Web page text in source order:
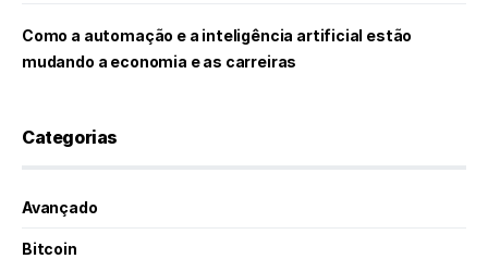
Como a automação e a inteligência artificial estão
mudando a economia e as carreiras
Categorias
Avançado
Bitcoin